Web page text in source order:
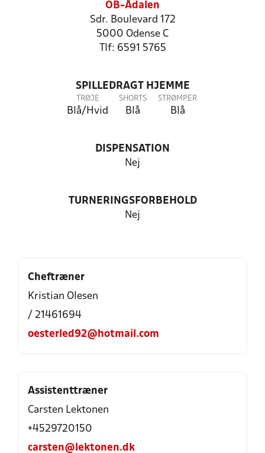
OB-Ådalen
Sdr. Boulevard 172
5000 Odense C
Tlf: 6591 5765
SPILLEDRAGT HJEMME
TRØJE
Blå/Hvid
SHORTS
Blå
STRØMPER
Blå
DISPENSATION
Nej
TURNERINGSFORBEHOLD
Nej
Cheftræner
Kristian Olesen
/ 21461694
oesterled92@hotmail.com
Assistenttræner
Carsten Lektonen
+4529720150
carsten@lektonen.dk